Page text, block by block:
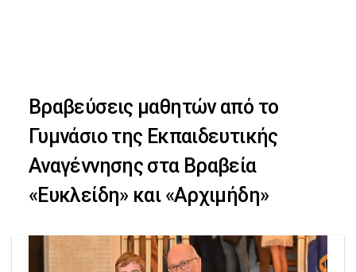
navigation
Skip
to
content
Βραβεύσεις μαθητών από το
Γυμνάσιο της Εκπαιδευτικής
Αναγέννησης στα Βραβεία
«Ευκλείδη» και «Αρχιμήδη»